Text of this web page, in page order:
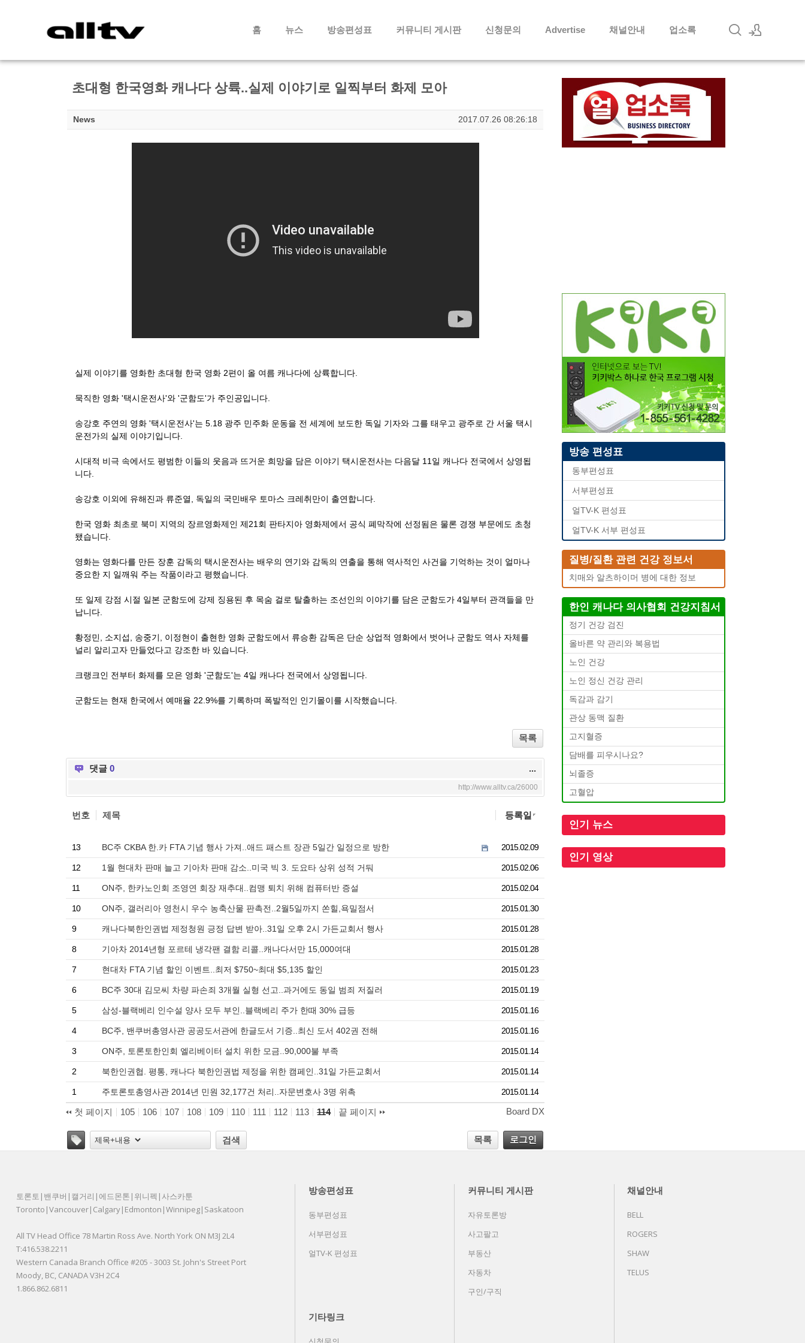
로그인
회원가입
홈 뉴스 방송편성표 커뮤니티 게시판 신청문의 Advertise 채널안내 업소록
초대형 한국영화 캐나다 상륙..실제 이야기로 일찍부터 화제 모아
News 2017.07.26 08:26:18
실제 이야기를 영화한 초대형 한국 영화 2편이 올 여름 캐나다에 상륙합니다.
묵직한 영화 '택시운전사'와 '군함도'가 주인공입니다.
송강호 주연의 영화 '택시운전사'는 5.18 광주 민주화 운동을 전 세계에 보도한 독일 기자와 그를 태우고 광주로 간 서울 택시
운전가의 실제 이야기입니다.
시대적 비극 속에서도 평범한 이들의 웃음과 뜨거운 희망을 담은 이야기 택시운전사는 다음달 11일 캐나다 전국에서 상영됩
니다.
송강호 이외에 유해진과 류준열, 독일의 국민배우 토마스 크레취만이 출연합니다.
한국 영화 최초로 북미 지역의 장르영화제인 제21회 판타지아 영화제에서 공식 폐막작에 선정됨은 물론 경쟁 부문에도 초청
됐습니다.
영화는 영화다를 만든 장훈 감독의 택시운전사는 배우의 연기와 감독의 연출을 통해 역사적인 사건을 기억하는 것이 얼마나
중요한 지 일깨워 주는 작품이라고 평했습니다.
또 일제 강점 시절 일본 군함도에 강제 징용된 후 목숨 걸로 탈출하는 조선인의 이야기를 담은 군함도가 4일부터 관객들을 만
납니다.
황정민, 소지섭, 송중기, 이정현이 출현한 영화 군함도에서 류승환 감독은 단순 상업적 영화에서 벗어나 군함도 역사 자체를
널리 알리고자 만들었다고 강조한 바 있습니다.
크랭크인 전부터 화제를 모은 영화 '군함도'는 4일 캐나다 전국에서 상영됩니다.
군함도는 현재 한국에서 예매율 22.9%를 기록하며 폭발적인 인기몰이를 시작했습니다.
목록
댓글 0 ...
http://www.alltv.ca/26000
번호 제목 등록일
13 BC주 CKBA 한.카 FTA 기념 행사 가져..애드 패스트 장관 5일간 일정으로 방한 2015.02.09
12 1월 현대차 판매 늘고 기아차 판매 감소..미국 빅 3. 도요타 상위 성적 거둬 2015.02.06
11 ON주, 한카노인회 조영연 회장 재추대..컴맹 퇴치 위해 컴퓨터반 증설 2015.02.04
10 ON주, 갤러리아 영천시 우수 농축산물 판촉전..2월5일까지 쏜힐,욕밀점서 2015.01.30
9 캐나다북한인권법 제정청원 긍정 답변 받아..31일 오후 2시 가든교회서 행사 2015.01.28
8 기아차 2014년형 포르테 냉각팬 결함 리콜..캐나다서만 15,000여대 2015.01.28
7 현대차 FTA 기념 할인 이벤트..최저 $750~최대 $5,135 할인 2015.01.23
6 BC주 30대 김모씨 차량 파손죄 3개월 실형 선고..과거에도 동일 범죄 저질러 2015.01.19
5 삼성-블랙베리 인수설 양사 모두 부인..블랙베리 주가 한때 30% 급등 2015.01.16
4 BC주, 밴쿠버총영사관 공공도서관에 한글도서 기증..최신 도서 402권 전해 2015.01.16
3 ON주, 토론토한인회 엘리베이터 설치 위한 모금..90,000불 부족 2015.01.14
2 북한인권협. 평통, 캐나다 북한인권법 제정을 위한 캠페인..31일 가든교회서 2015.01.14
1 주토론토총영사관 2014년 민원 32,177건 처리..자문변호사 3명 위촉 2015.01.14
첫 페이지 105 106 107 108 109 110 111 112 113 114 끝 페이지
Board DX
검색
목록 로그인
방송 편성표
동부편성표
서부편성표
얼TV-K 편성표
얼TV-K 서부 편성표
질병/질환 관련 건강 정보서
치매와 알츠하이머 병에 대한 정보
한인 캐나다 의사협회 건강지침서
정기 건강 검진
올바른 약 관리와 복용법
노인 건강
노인 정신 건강 관리
독감과 감기
관상 동맥 질환
고지혈증
담배를 피우시나요?
뇌졸증
고혈압
인기 뉴스
인기 영상
토론토|밴쿠버|캘거리|에드몬톤|위니펙|사스카툰
Toronto|Vancouver|Calgary|Edmonton|Winnipeg|Saskatoon
All TV Head Office 78 Martin Ross Ave. North York ON M3J 2L4
T:416.538.2211
Western Canada Branch Office #205 - 3003 St. John's Street Port
Moody, BC, CANADA V3H 2C4
1.866.862.6811
방송편성표
동부편성표
서부편성표
얼TV-K 편성표
커뮤니티 게시판
자유토론방
사고팔고
부동산
자동차
구인/구직
채널안내
BELL
ROGERS
SHAW
TELUS
기타링크